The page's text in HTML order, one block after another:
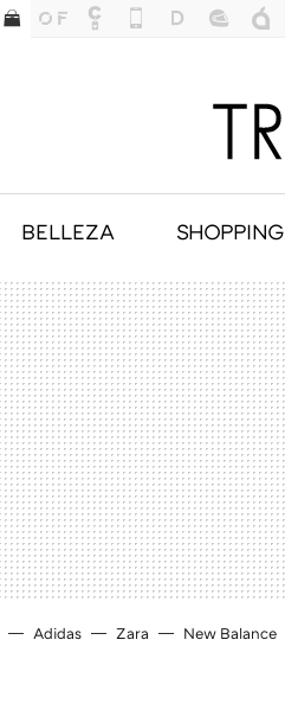
BELLEZA SHOPPING
Adidas Zara New Balance